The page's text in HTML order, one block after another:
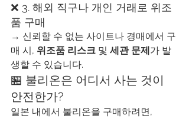
❌ 3. 해외 직구나 개인 거래로 위조
품 구매
→ 신뢰할 수 없는 사이트나 경매에서 구
매 시, 위조품 리스크 및 세관 문제가 발
생할 수 있습니다.
🏪 불리온은 어디서 사는 것이
안전한가?
일본 내에서 불리온을 구매하려면,